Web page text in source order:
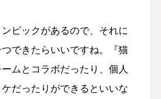
ピックがあるので、それに
できたらいいですね。『猫
ムとコラボだったり、個人
だったりができるといいな